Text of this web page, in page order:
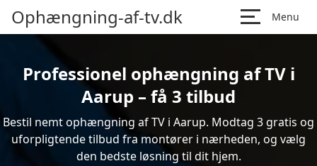
Ophængning-af-tv.dk Menu
Professionel ophængning af TV i
Aarup – få 3 tilbud
Bestil nemt ophængning af TV i Aarup. Modtag 3 gratis og
uforpligtende tilbud fra montører i nærheden, og vælg
den bedste løsning til dit hjem.